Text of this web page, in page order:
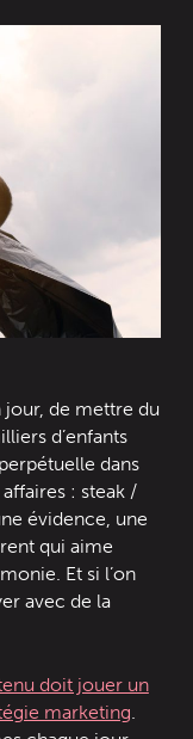
jour, de mettre du
d’enfants
dans
: steak /
évidence, une
qui aime
Et si l’on
avec de la
doit jouer un
marketing.